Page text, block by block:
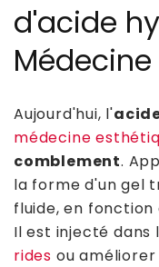
d'acide
Aujourd'hui, l'
médecine
comblement.
la forme d'un gel
fluide, en
Il est injecté
rides ou